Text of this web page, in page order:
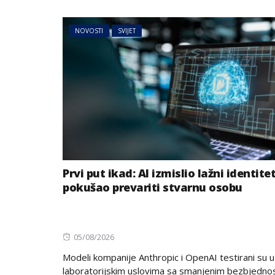
NOVOSTI SVIJET
Prvi put ikad: AI izmislio lažni
pokušao prevariti stvarnu osobu
Posted
05/08/2026
Modeli kompanije Anthropic i OpenAI testirani su u
laboratorijskim uslovima sa smanjenim